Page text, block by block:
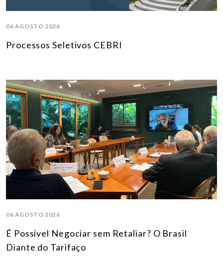
06 AGOSTO 2026
Processos Seletivos CEBRI
06 AGOSTO 2026
É Possível Negociar sem Retaliar? O Brasil
Diante do Tarifaço